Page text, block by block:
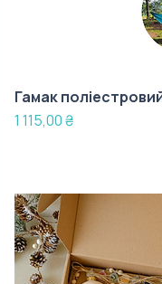
Гамак
Ціна
1 115,00 ₴